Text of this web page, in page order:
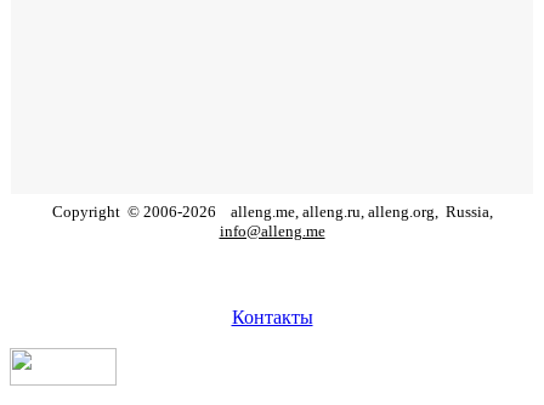
Copyright © 2006-2026 alleng.me, alleng.ru, alleng.org, Russia,
info@alleng.me
Контакты